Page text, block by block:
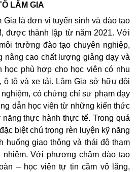
LÂM GIA
Gia là đơn vị tuyển sinh và đào tạo
được thành lập từ năm 2021. Với
trường đào tạo chuyên nghiệp,
nâng cao chất lượng giảng dạy và
học phù hợp cho học viên có nhu
ô tô và xe tải. Lâm Gia sở hữu đội
có chứng chỉ sư phạm dạy
dẫn học viên từ những kiến thức
năng thực hành thực tế. Trong quá
biệt chú trọng rèn luyện kỹ năng
huống giao thông và thái độ tham
nhiệm. Với phương châm đào tạo
– học viên tự tin cầm vô lăng,